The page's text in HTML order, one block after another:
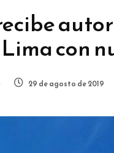
con
29 de agosto de 2019